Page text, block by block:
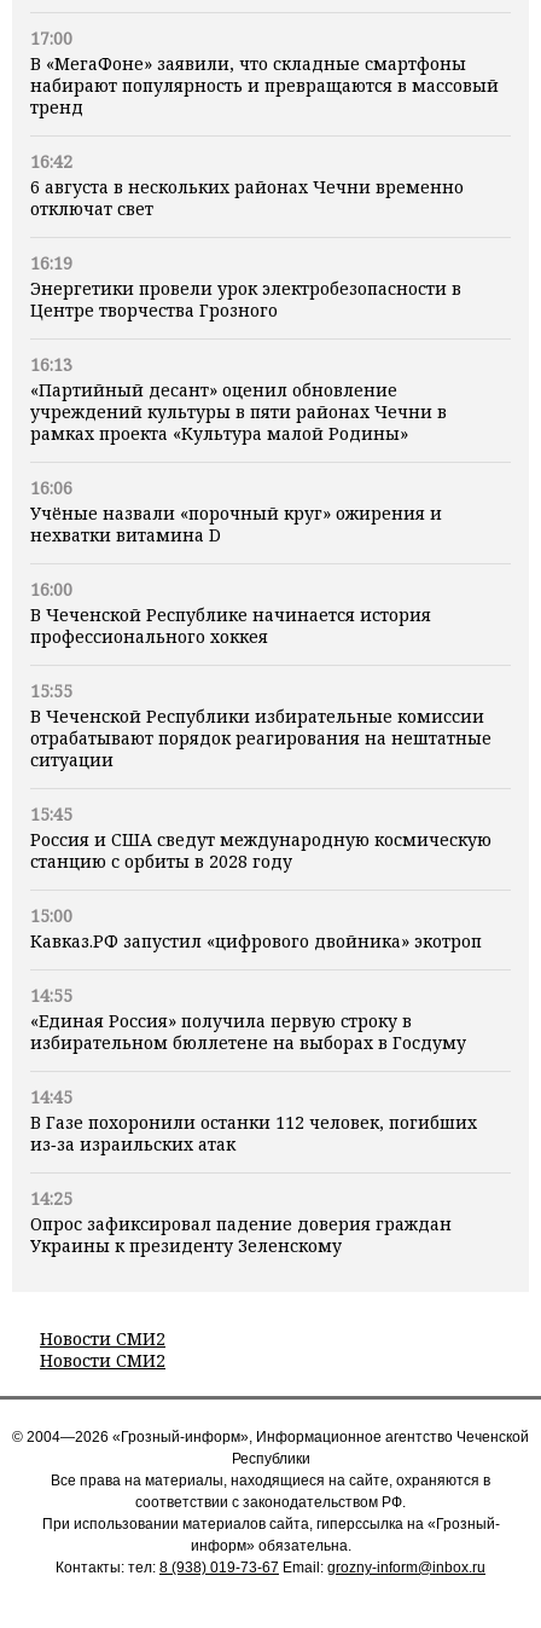
17:00
В «МегаФоне» заявили, что складные смартфоны
набирают популярность и превращаются в массовый
тренд
16:42
6 августа в нескольких районах Чечни временно
отключат свет
16:19
Энергетики провели урок электробезопасности в
Центре творчества Грозного
16:13
«Партийный десант» оценил обновление
учреждений культуры в пяти районах Чечни в
рамках проекта «Культура малой Родины»
16:06
Учёные назвали «порочный круг» ожирения и
нехватки витамина D
16:00
В Чеченской Республике начинается история
профессионального хоккея
15:55
В Чеченской Республики избирательные комиссии
отрабатывают порядок реагирования на нештатные
ситуации
15:45
Россия и США сведут международную космическую
станцию с орбиты в 2028 году
15:00
Кавказ.РФ запустил «цифрового двойника» экотроп
14:55
«Единая Россия» получила первую строку в
избирательном бюллетене на выборах в Госдуму
14:45
В Газе похоронили останки 112 человек, погибших
из‑за израильских атак
14:25
Опрос зафиксировал падение доверия граждан
Украины к президенту Зеленскому
Новости СМИ2
Новости СМИ2
© 2004—2026 «Грозный-информ», Информационное агентство Чеченской
Республики
Все права на материалы, находящиеся на сайте, охраняются в
соответствии с законодательством РФ.
При использовании материалов сайта, гиперссылка на «Грозный-
информ» обязательна.
Контакты: тел: 8 (938) 019-73-67 Email: grozny-inform@inbox.ru